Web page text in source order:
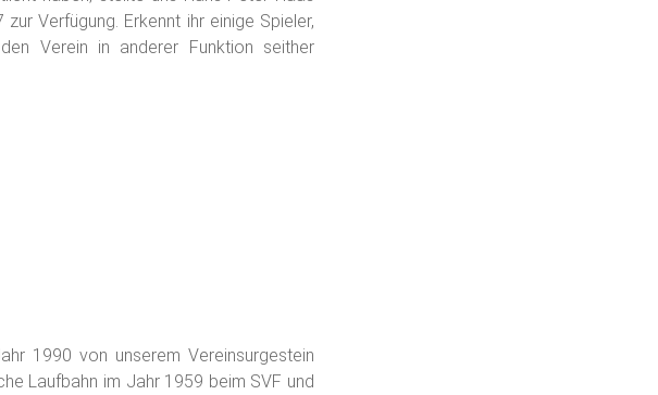
Verfügung. Erkennt ihr einige Spieler,
Verein in anderer Funktion seither
1990 von unserem Vereinsurgestein
Laufbahn im Jahr 1959 beim SVF und